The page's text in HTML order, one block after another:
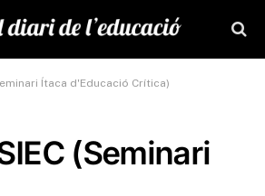
Ítaca d'Educació Crítica)
(Seminari